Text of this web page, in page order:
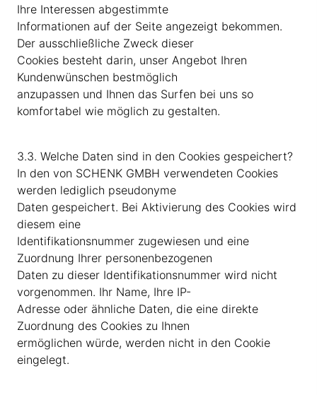
Ihre Interessen abgestimmte
Informationen auf der Seite angezeigt bekommen.
Der ausschließliche Zweck dieser
Cookies besteht darin, unser Angebot Ihren
Kundenwünschen bestmöglich
anzupassen und Ihnen das Surfen bei uns so
komfortabel wie möglich zu gestalten.
3.3. Welche Daten sind in den Cookies gespeichert?
In den von SCHENK GMBH verwendeten Cookies
werden lediglich pseudonyme
Daten gespeichert. Bei Aktivierung des Cookies wird
diesem eine
Identifikationsnummer zugewiesen und eine
Zuordnung Ihrer personenbezogenen
Daten zu dieser Identifikationsnummer wird nicht
vorgenommen. Ihr Name, Ihre IP-
Adresse oder ähnliche Daten, die eine direkte
Zuordnung des Cookies zu Ihnen
ermöglichen würde, werden nicht in den Cookie
eingelegt.